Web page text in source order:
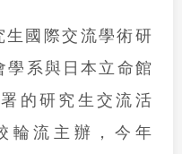
生國際交流學術研
學系與日本立命館
的研究生交流活
輪流主辦，今年